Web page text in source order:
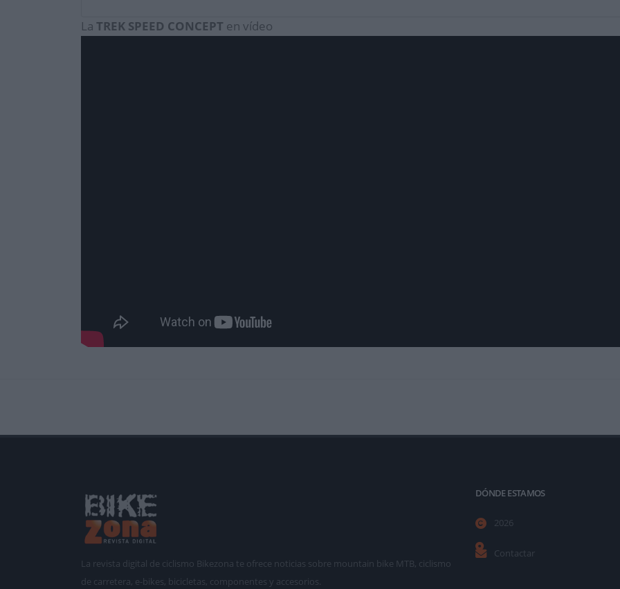
La TREK SPEED CONCEPT en vídeo
La revista digital de ciclismo Bikezona te ofrece noticias sobre mountain bike MTB, ciclismo
de carretera, e-bikes, bicicletas, componentes y accesorios.
DÓNDE ESTAMOS
2026
Contactar